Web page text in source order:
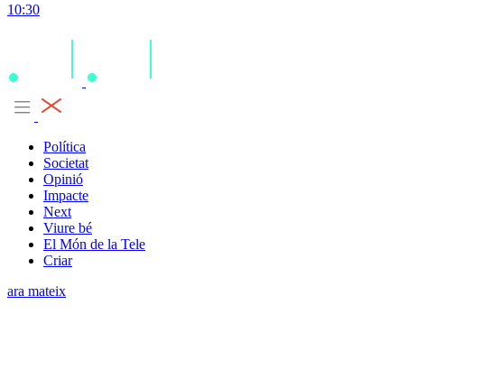
10:30
Política
Societat
Opinió
Impacte
Next
Viure bé
El Món de la Tele
Criar
ara mateix